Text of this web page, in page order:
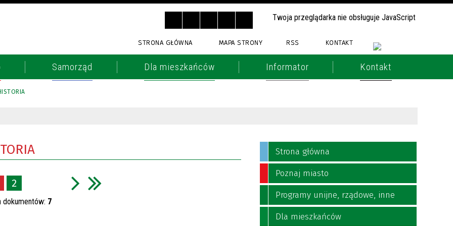
Twoja przeglądarka nie obsługuje JavaScript
STRONA GŁÓWNA MAPA STRONY RSS KONTAKT
Samorząd Dla mieszkańców Informator Kontakt
2
dokumentów: 7
Strona główna
Poznaj miasto
Programy unijne, rządowe, inne
Dla mieszkańców